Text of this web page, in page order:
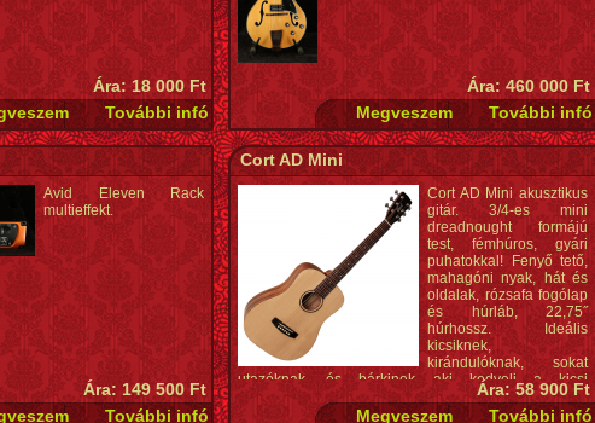
Ára: 18 000 Ft Ára: 460 000 Ft
Avid Eleven Rack
multieffekt.
Ára: 149 500 Ft
Cort AD Mini
Cort AD Mini akusztikus
gitár. 3/4-es mini
dreadnought formájú
test, fémhúros, gyári
puhatokkal! Fenyő tető,
mahagóni nyak, hát és
oldalak, rózsafa fogólap
és húrláb, 22,75˝
húrhossz. Ideális
kicsiknek,
kirándulóknak, sokat
utazóknak, és bárkinek aki kedveli a kicsi
hangszereket! Méretéhez képest hangos is tud lenni,
tónusa lanthoz, kobozhoz hasonló.
Ára: 58 900 Ft